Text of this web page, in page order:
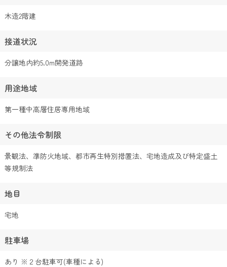
木造2階建
接道状況
分譲地内約5.0m開発道路
用途地域
第一種中高層住居専用地域
その他法令制限
景観法、準防火地域、都市再生特別措置法、宅地造成及び特定盛土
等規制法
地目
宅地
駐車場
あり ※２台駐車可(車種による)